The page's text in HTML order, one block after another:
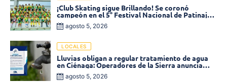
¡Club Skating sigue Brillando! Se coronó
campeón en el 5° Festival Nacional de Patinaje
«Soledad sobre Ruedas»
agosto 5, 2026
LOCALES
Lluvias obligan a regular tratamiento de agua
en Ciénaga: Operadores de la Sierra anuncia
baja presión en varios sectores
agosto 5, 2026